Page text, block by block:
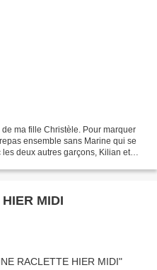
ma fille Christèle. Pour marquer
ensemble sans Marine qui se
deux autres garçons, Kilian et
MIDI